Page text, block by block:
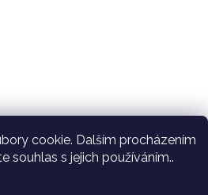
cookie. Dalším procházením
souhlas s jejich používáním..